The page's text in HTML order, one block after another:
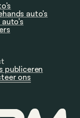
auto’s
publiceren
ons